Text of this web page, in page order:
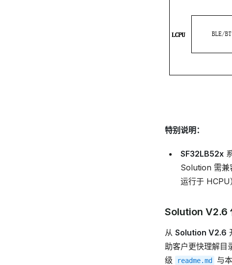
特别说明：
SF32LB52x
Solution 需兼
运行于 HCPU
Solution V2.6
从 Solution V2.6
助客户更快理解目
级
readme.md 与